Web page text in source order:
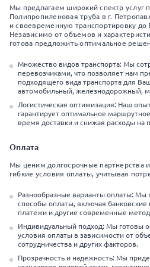
Мы предлагаем широкий спектр услуг
Полипропиленовая труба в г.
и своевременную транспортировку
Независимо от объемов и
готова предложить оптимальное
Множество видов транспорта: Мы
перевозчиками, что позволяет нам
подходящего вида транспорта для
автомобильный, железнодорожный,
Логистическая оптимизация: Наш
гарантирует оптимальное
время доставки и снижая расходы на
Оплата
Мы ценим долгосрочные партнерства
гибкие условия оплаты, учитывая
Разнообразные варианты оплаты: Мы
способы оплаты, включая
платежи и другие современные
Индивидуальный подход: Мы готовы
условия оплаты в зависимости от
сотрудничества и других факторов.
Прозрачность и надежность: Мы